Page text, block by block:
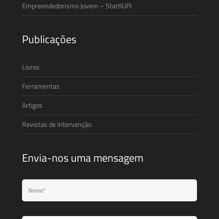
Empreendedorismo Jovem – StartIUPI
Publicações
Livros
Ferramentas
Artigos
Revistas de Intervenção
Envia-nos uma mensagem